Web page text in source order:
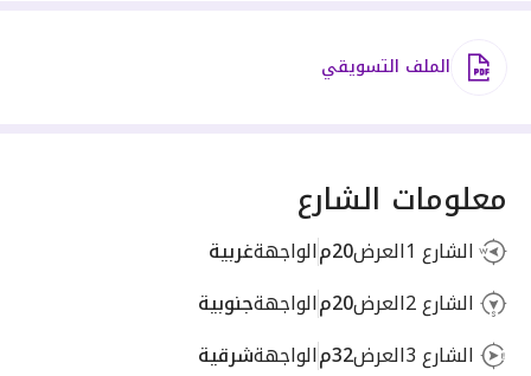
الملف التسويقي
معلومات الشارع
الشارع 1 العرض20م الواجهةغربية
الشارع 2 العرض20م الواجهةجنوبية
الشارع 3 العرض32م الواجهةشرقية